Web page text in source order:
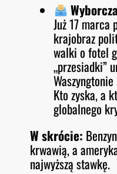
Już 17
krajobraz
walki o fotel
„przesiadki”
Kto zyska, a
globalnego
W skrócie:
krwawią, a
najwyższą stawkę.